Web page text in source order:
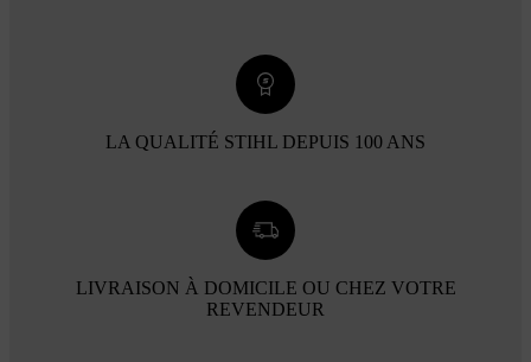
LA QUALITÉ STIHL DEPUIS 100 ANS
LIVRAISON À DOMICILE OU CHEZ VOTRE
REVENDEUR